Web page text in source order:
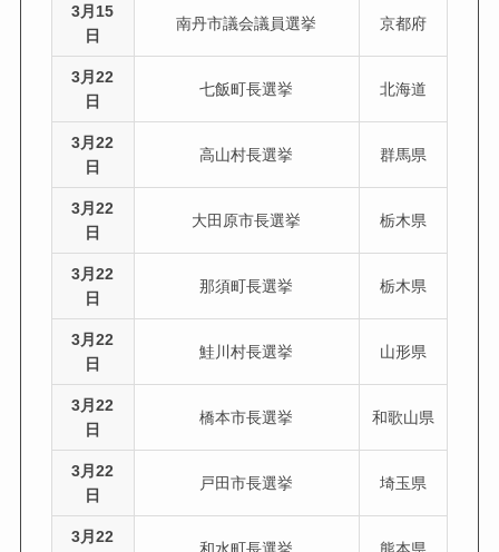
3月15
日
南丹市議会議員選挙 京都府
3月22
日
七飯町長選挙 北海道
3月22
日
高山村長選挙 群馬県
3月22
日
大田原市長選挙 栃木県
3月22
日
那須町長選挙 栃木県
3月22
日
鮭川村長選挙 山形県
3月22
日
橋本市長選挙 和歌山県
3月22
日
戸田市長選挙 埼玉県
3月22